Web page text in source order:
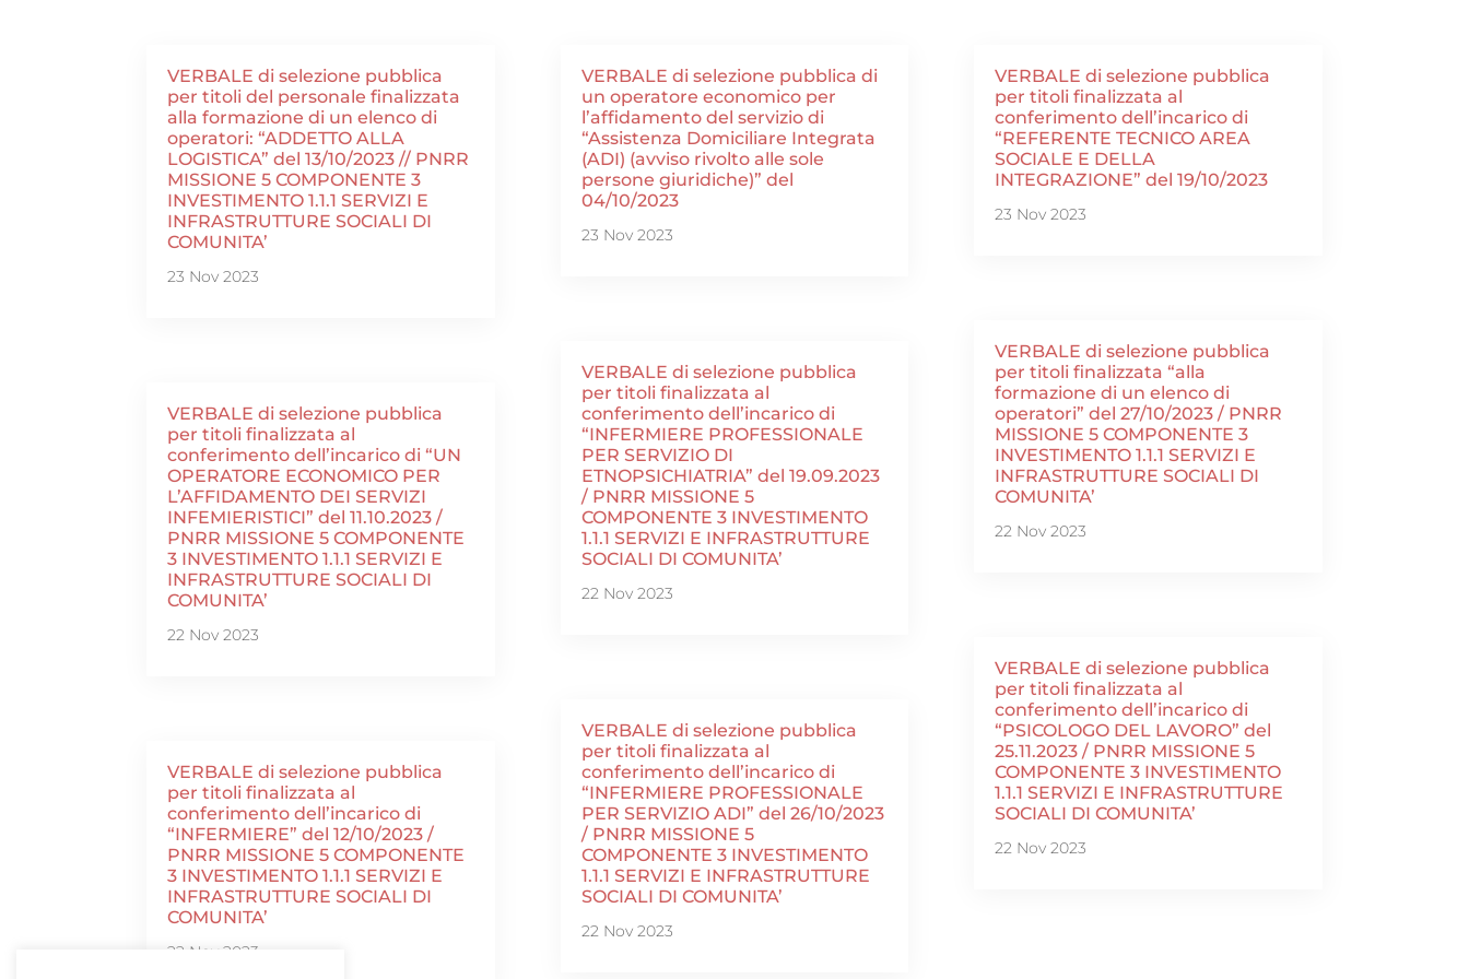
VERBALE di selezione pubblica
per titoli del personale finalizzata
alla formazione di un elenco di
operatori: “ADDETTO ALLA
LOGISTICA” del 13/10/2023 // PNRR
MISSIONE 5 COMPONENTE 3
INVESTIMENTO 1.1.1 SERVIZI E
INFRASTRUTTURE SOCIALI DI
COMUNITA’
23 Nov 2023
VERBALE di selezione pubblica
per titoli finalizzata al
conferimento dell’incarico di “UN
OPERATORE ECONOMICO PER
L’AFFIDAMENTO DEI SERVIZI
INFEMIERISTICI” del 11.10.2023 /
PNRR MISSIONE 5 COMPONENTE
3 INVESTIMENTO 1.1.1 SERVIZI E
INFRASTRUTTURE SOCIALI DI
COMUNITA’
22 Nov 2023
VERBALE di selezione pubblica
per titoli finalizzata al
conferimento dell’incarico di
“INFERMIERE” del 12/10/2023 /
PNRR MISSIONE 5 COMPONENTE
3 INVESTIMENTO 1.1.1 SERVIZI E
INFRASTRUTTURE SOCIALI DI
COMUNITA’
22 Nov 2023
VERBALE di selezione pubblica di
un operatore economico per
l’affidamento del servizio di
“Assistenza Domiciliare Integrata
(ADI) (avviso rivolto alle sole
persone giuridiche)” del
04/10/2023
23 Nov 2023
VERBALE di selezione pubblica
per titoli finalizzata al
conferimento dell’incarico di
“INFERMIERE PROFESSIONALE
PER SERVIZIO DI
ETNOPSICHIATRIA” del 19.09.2023
/ PNRR MISSIONE 5
COMPONENTE 3 INVESTIMENTO
1.1.1 SERVIZI E INFRASTRUTTURE
SOCIALI DI COMUNITA’
22 Nov 2023
VERBALE di selezione pubblica
per titoli finalizzata al
conferimento dell’incarico di
“INFERMIERE PROFESSIONALE
PER SERVIZIO ADI” del 26/10/2023
/ PNRR MISSIONE 5
COMPONENTE 3 INVESTIMENTO
1.1.1 SERVIZI E INFRASTRUTTURE
SOCIALI DI COMUNITA’
22 Nov 2023
VERBALE di selezione pubblica
per titoli finalizzata al
conferimento dell’incarico di
“REFERENTE TECNICO AREA
SOCIALE E DELLA
INTEGRAZIONE” del 19/10/2023
23 Nov 2023
VERBALE di selezione pubblica
per titoli finalizzata “alla
formazione di un elenco di
operatori” del 27/10/2023 / PNRR
MISSIONE 5 COMPONENTE 3
INVESTIMENTO 1.1.1 SERVIZI E
INFRASTRUTTURE SOCIALI DI
COMUNITA’
22 Nov 2023
VERBALE di selezione pubblica
per titoli finalizzata al
conferimento dell’incarico di
“PSICOLOGO DEL LAVORO” del
25.11.2023 / PNRR MISSIONE 5
COMPONENTE 3 INVESTIMENTO
1.1.1 SERVIZI E INFRASTRUTTURE
SOCIALI DI COMUNITA’
22 Nov 2023